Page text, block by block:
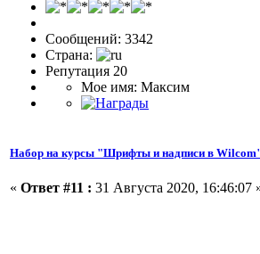
Сообщений: 3342
Страна:
Репутация 20
Мое имя: Максим
Набор на курсы "Шрифты и надписи в
« Ответ #11 : 31 Августа 2020, 16:46:07